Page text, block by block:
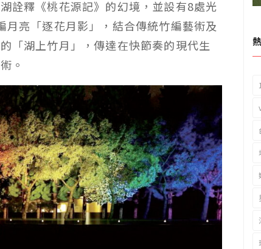
詮釋《桃花源記》的幻境，並設有8處光
亮「逐花月影」，結合傳統竹編藝術及
「湖上竹月」，傳達在快節奏的現代生
。